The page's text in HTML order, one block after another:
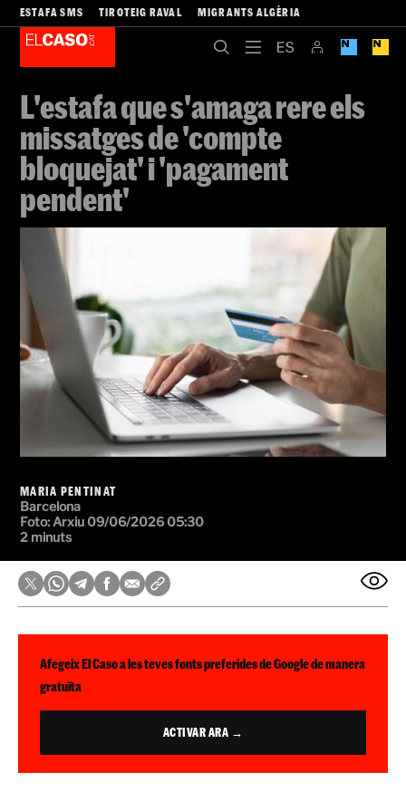
ESTAFA SMS TIROTEIG RAVAL MIGRANTS ALGÈRIA
L'estafa que s'amaga rere els
missatges de 'compte
bloquejat' i 'pagament
pendent'
MARIA PENTINAT
Barcelona
Foto: Arxiu 09/06/2026 05:30
2 minuts
Afegeix El Caso a les teves fonts preferides de Google de manera
gratuïta
ACTIVAR ARA →